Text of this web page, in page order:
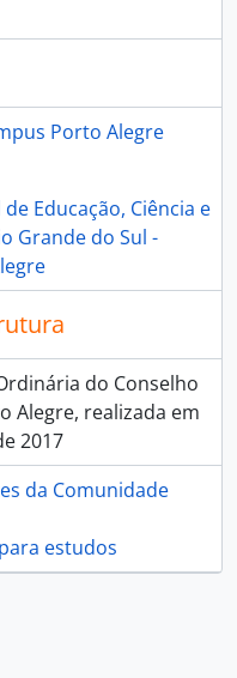
Porto Alegre
Educação, Ciência e
Grande do Sul -
do Conselho
Alegre, realizada em
2017
da Comunidade
estudos